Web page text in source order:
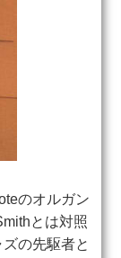
のオルガン
とは対照
の先駆者と